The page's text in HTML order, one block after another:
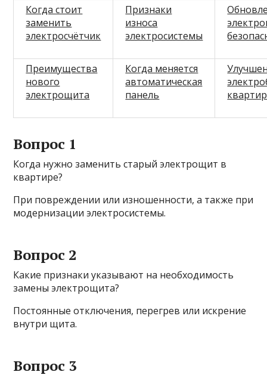
Когда стоит
заменить
электросчётчик
Признаки
износа
электросистемы
Преимущества
нового
электрощита
Когда меняется
автоматическая
панель
Вопрос 1
Когда нужно заменить старый электрощит в
квартире?
При повреждении или изношенности, а также при
модернизации электросистемы.
Вопрос 2
Какие признаки указывают на необходимость
замены электрощита?
Постоянные отключения, перегрев или искрение
внутри щита.
Вопрос 3